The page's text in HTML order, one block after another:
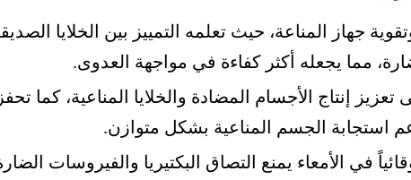
جهاز المناعة، حيث تعلمه التمييز بين الخلايا
مما يجعله أكثر كفاءة في مواجهة العدوى.
إنتاج الأجسام المضادة والخلايا المناعية، كما
استجابة الجسم المناعية بشكل متوازن.
في الأمعاء يمنع التصاق البكتيريا والفيروسات